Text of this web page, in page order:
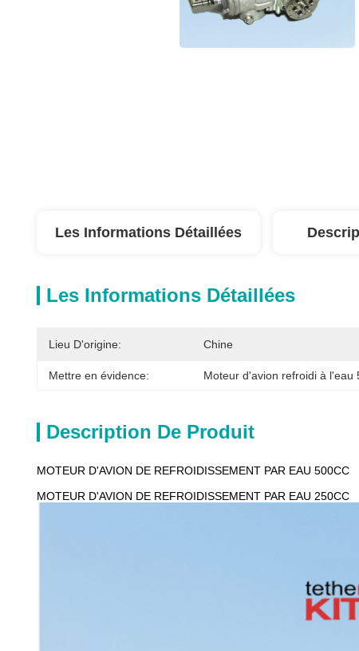
Les Informations Détaillées
Les Informations Détaillées
Lieu D'origine: Chine
Mettre en évidence: Moteur d'avion refroidi à l'eau
Description De Produit
MOTEUR D'AVION DE REFROIDISSEMENT PAR EAU 500CC
MOTEUR D'AVION DE REFROIDISSEMENT PAR EAU 250CC